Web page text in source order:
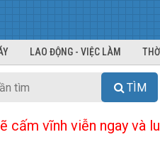
LAO ĐỘNG - VIỆC LÀM
TÌM
cấm vĩnh viễn ngay và